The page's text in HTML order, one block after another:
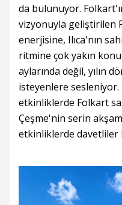
da bulunuyor.
vizyonuyla geliştirilen
enerjisine, Ilıca'nın
ritmine çok yakın
aylarında değil, yılın
isteyenlere
etkinliklerde Folkart
Çeşme'nin serin
etkinliklerde davetliler